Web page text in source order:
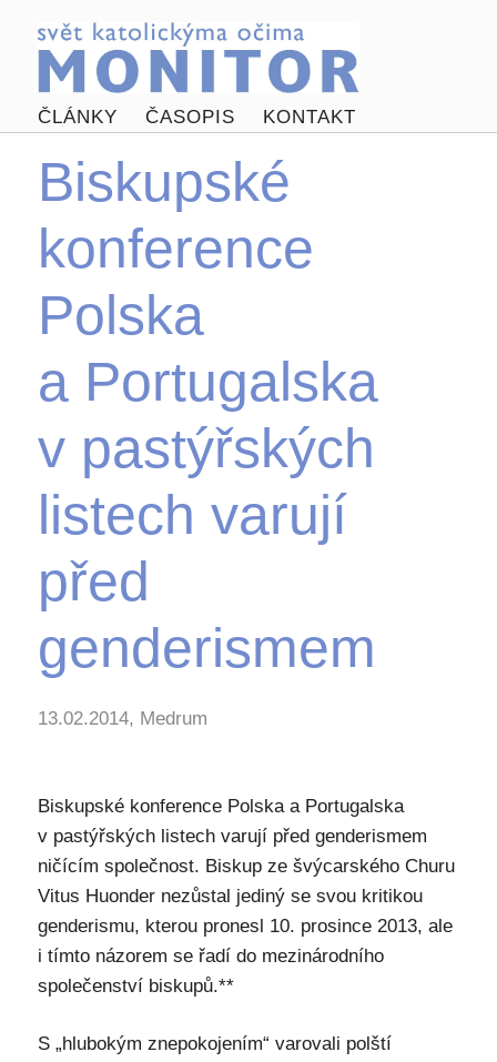
ČLÁNKY ČASOPIS KONTAKT
Biskupské
konference
Polska
a Portugalska
v pastýřských
listech varují
před
genderismem
13.02.2014, Medrum
Biskupské konference Polska a Portugalska
v pastýřských listech varují před genderismem
ničícím společnost. Biskup ze švýcarského Churu
Vitus Huonder nezůstal jediný se svou kritikou
genderismu, kterou pronesl 10. prosince 2013, ale
i tímto názorem se řadí do mezinárodního
společenství biskupů.**
S „hlubokým znepokojením“ varovali polští